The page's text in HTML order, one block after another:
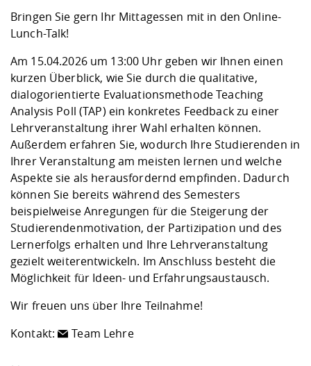
Checkliste zum
und Physik
Digitales Lernen
Fremdsprachen
Jobs, Praktika,
Studentenwerk
Angebote der
Arbeit
Career Service
Weiterbilden im
Formulare und
Internationale
Gründung und
Kooperationen
Klimaschutz &
Förderverein
Informatik/
Landbau/
Maschinenbau
Angebote für Unternehmen
Kontakt und Anfahrt
Qualitätssicherung
Bringen Sie gern Ihr Mittagessen mit in den Online-
Lunch-Talk!
Am 15.04.2026 um 13:00 Uhr geben wir Ihnen einen
kurzen Überblick, wie Sie durch die qualitative,
dialogorientierte Evaluationsmethode Teaching
Analysis Poll (TAP) ein konkretes Feedback zu einer
Lehrveranstaltung ihrer Wahl erhalten können.
Außerdem erfahren Sie, wodurch Ihre Studierenden in
Ihrer Veranstaltung am meisten lernen und welche
Aspekte sie als herausfordernd empfinden. Dadurch
können Sie bereits während des Semesters
beispielweise Anregungen für die Steigerung der
Studierendenmotivation, der Partizipation und des
Lernerfolgs erhalten und Ihre Lehrveranstaltung
gezielt weiterentwickeln. Im Anschluss besteht die
Möglichkeit für Ideen- und Erfahrungsaustausch.
Wir freuen uns über Ihre Teilnahme!
Kontakt:
Team Lehre